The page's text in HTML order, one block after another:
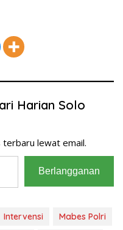
Harian Solo
terbaru lewat email.
Berlangganan
Intervensi
Mabes Polri